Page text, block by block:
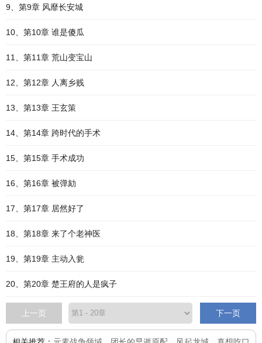
9、第9章 风靡长安城
10、第10章 谁是傻瓜
11、第11章 荒山变宝山
12、第12章 人离乡贱
13、第13章 王玄策
14、第14章 跨时代的手术
15、第15章 手术成功
16、第16章 被弹劾
17、第17章 居然好了
18、第18章 来了个老神医
19、第19章 主动入瓮
20、第20章 楚王府的人是疯子
上一页 下一页